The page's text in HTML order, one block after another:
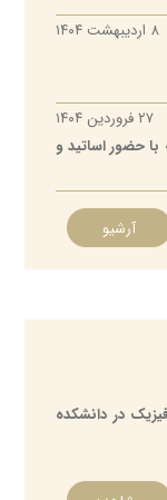
۸ اردیبهشت ۱۴۰۴
۲۷ فروردین ۱۴۰۴
حضور اساتید و
آرشیو
در دانشکده